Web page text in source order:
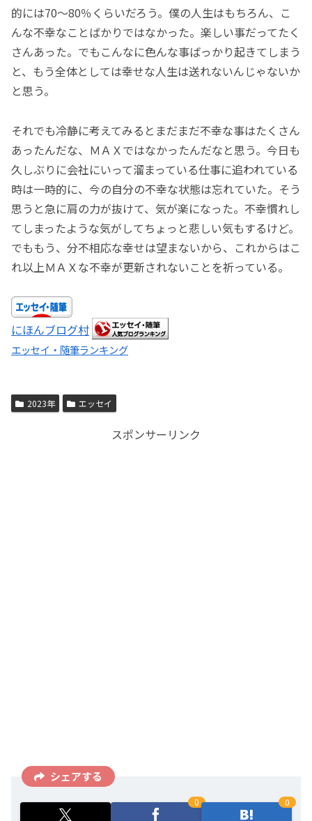
的には70～80％くらいだろう。僕の人生はもちろん、こ
んな不幸なことばかりではなかった。楽しい事だってたく
さんあった。でもこんなに色んな事ばっかり起きてしまう
と、もう全体としては幸せな人生は送れないんじゃないか
と思う。
それでも冷静に考えてみるとまだまだ不幸な事はたくさん
あったんだな、ＭＡＸではなかったんだなと思う。今日も
久しぶりに会社にいって溜まっている仕事に追われている
時は一時的に、今の自分の不幸な状態は忘れていた。そう
思うと急に肩の力が抜けて、気が楽になった。不幸慣れし
てしまったような気がしてちょっと悲しい気もするけど。
でももう、分不相応な幸せは望まないから、これからはこ
れ以上ＭＡＸな不幸が更新されないことを祈っている。
にほんブログ村
エッセイ・随筆ランキング
2023年 エッセイ
スポンサーリンク
シェアする
0 0